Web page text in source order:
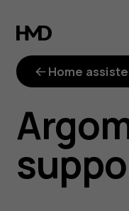
Dove
posso
per
Home